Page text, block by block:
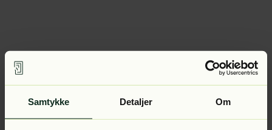
Samtykke Detaljer Om